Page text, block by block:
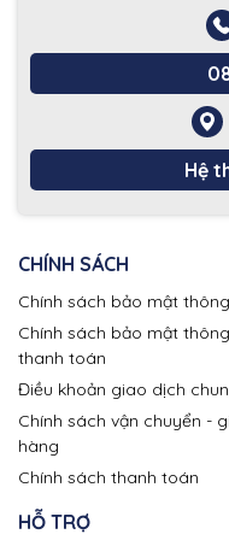
Hệ
CHÍNH SÁCH
Chính sách bảo mật
Chính sách bảo mật
thanh toán
Điều khoản giao dịch
Chính sách vận chuyển -
hàng
Chính sách thanh toán
HỖ TRỢ